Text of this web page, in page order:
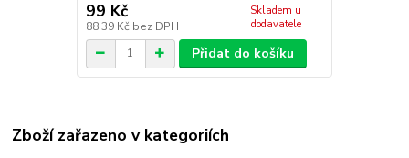
99 Kč
88,39 Kč bez DPH
Skladem u
dodavatele
Přidat do košíku
Zboží zařazeno v kategoriích